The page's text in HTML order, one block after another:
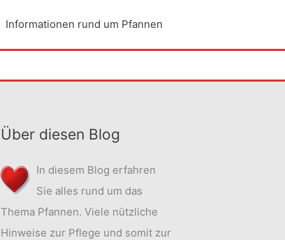
Informationen rund um Pfannen
Über diesen Blog
In diesem Blog erfahren
Sie alles rund um das
Thema Pfannen. Viele nützliche
Hinweise zur Pflege und somit zur